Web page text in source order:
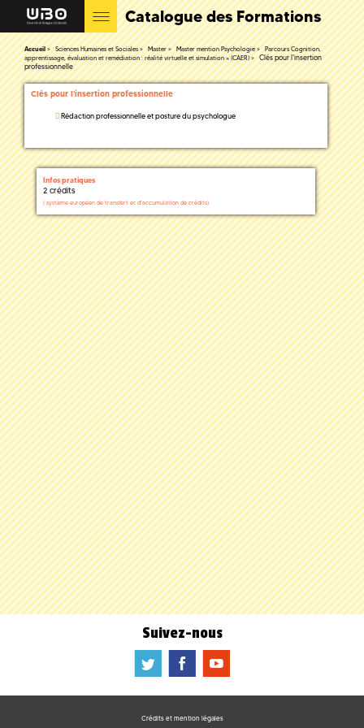
Catalogue des Formations
Accueil Sciences Humaines et Sociales Master Master mention Psychologie
Parcours Cognition,
apprentissage, évaluation et remédiation : réalité virtuelle et simulation » (CAER)
Clés pour l'insertion
professionnelle
Clés pour l'insertion professionnelle
Rédaction professionnelle et posture du psychologue
Infos pratiques
2 crédits
( système européen de transfert et d'accumulation de crédits)
Suivez-nous
a b f
Crédits et mention légales